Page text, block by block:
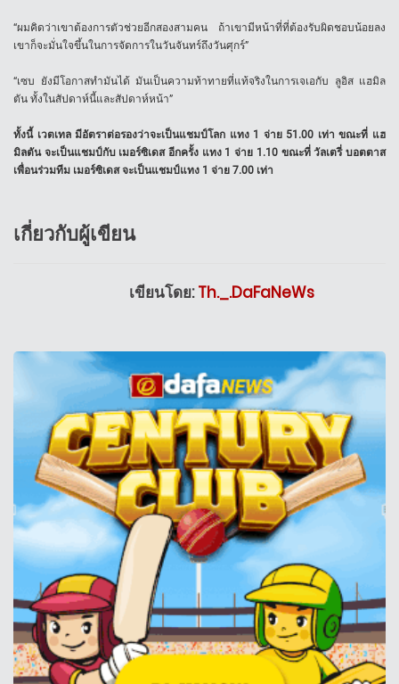
“ผมคิดว่าเขาต้องการตัวช่วยอีกสองสามคน ถ้าเขามีหน้าที่ที่ต้องรับผิดชอบน้อยลง
เขาก็จะมั่นใจขึ้นในการจัดการในวันจันทร์ถึงวันศุกร์”
“เซบ ยังมีโอกาสทำมันได้ มันเป็นความท้าทายที่แท้จริงในการเจเอกับ ลูอิส แฮมิล
ตัน ทั้งในสัปดาห์นี้และสัปดาห์หน้า”
ทั้งนี้ เวตเทล มีอัตราต่อรองว่าจะเป็นแชมป์โลก แทง 1 จ่าย 51.00 เท่า ขณะที่ แฮ
มิลตัน จะเป็นแชมป์กับ เมอร์ซิเดส อีกครั้ง แทง 1 จ่าย 1.10 ขณะที่ วัลเตรี่ บอตตาส
เพื่อนร่วมทีม เมอร์ซิเดส จะเป็นแชมป์แทง 1 จ่าย 7.00 เท่า
เกี่ยวกับผู้เขียน
เขียนโดย:Th._.DaFaNeWs